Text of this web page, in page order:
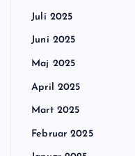
Juli 2025
Juni 2025
Maj 2025
April 2025
Mart 2025
Februar 2025